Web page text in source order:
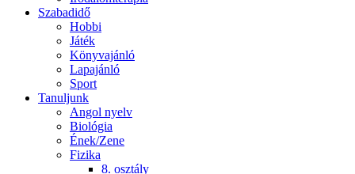
Szabadidő
Hobbi
Játék
Könyvajánló
Lapajánló
Sport
Tanuljunk
Angol nyelv
Biológia
Ének/Zene
Fizika
8. osztály